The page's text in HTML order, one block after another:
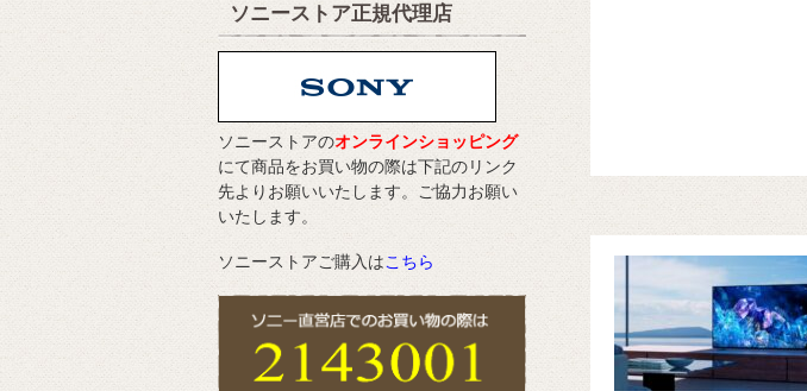
ソニーストア正規代理店
ソニーストアのオンラインショッピング
にて商品をお買い物の際は下記のリンク
先よりお願いいたします。ご協力お願い
いたします。
ソニーストアご購入はこちら